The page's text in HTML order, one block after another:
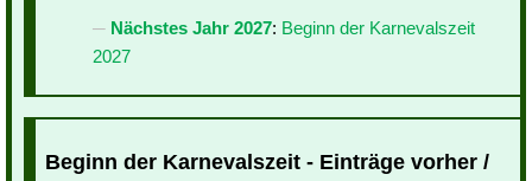
Nächstes Jahr 2027: Beginn der Karnevalszeit
2027
Beginn der Karnevalszeit - Einträge vorher /